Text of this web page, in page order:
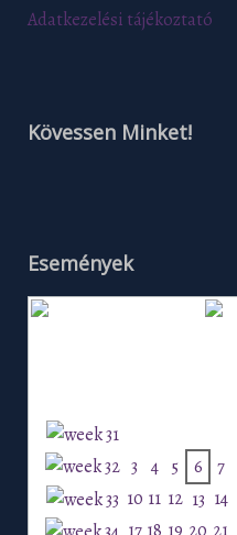
Adatkezelési tájékoztató
Kövessen Minket!
Események
3 4 5 6 7
10 11 12 13 14